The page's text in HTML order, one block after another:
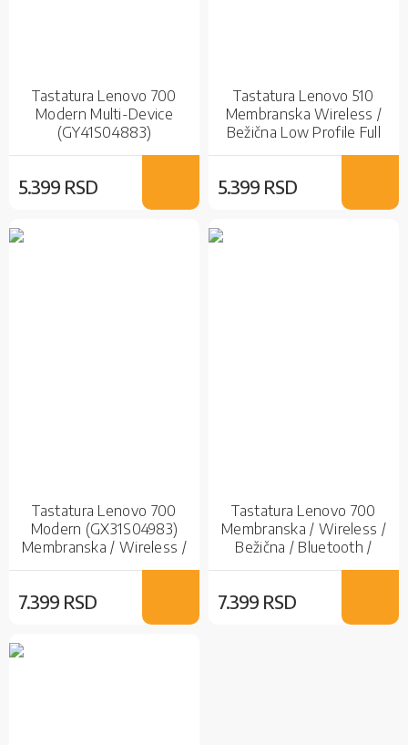
Tastatura Lenovo 700
Modern Multi-Device
(GY41S04883)
Membranska Bluetooth /
Bežična
5.399 RSD
Tastatura Lenovo 510
Membranska Wireless /
Bežična Low Profile Full
Size Black
5.399 RSD
Tastatura Lenovo 700
Modern (GX31S04983)
Membranska / Wireless /
Bežična
7.399 RSD
Tastatura Lenovo 700
Membranska / Wireless /
Bežična / Bluetooth /
Bežična
7.399 RSD